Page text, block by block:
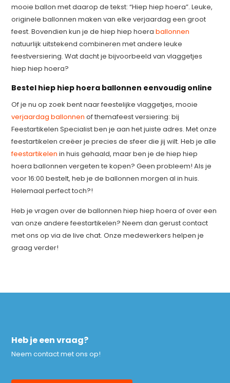
mooie ballon met daarop de tekst: “Hiep hiep hoera”. Leuke,
originele ballonnen maken van elke verjaardag een groot
feest. Bovendien kun je de hiep hiep hoeraballonnen
natuurlijk uitstekend combineren met andere leuke
feestversiering. Wat dacht je bijvoorbeeld van vlaggetjes
hiep hiep hoera?
Bestel hiep hiep hoera ballonnen eenvoudig online
Of je nu op zoek bent naar feestelijke vlaggetjes, mooie
verjaardag ballonnen of themafeest versiering: bij
Feestartikelen Specialist ben je aan het juiste adres. Met onze
feestartikelen creëer je precies de sfeer die jij wilt. Heb je alle
feestartikelen in huis gehaald, maar ben je de hiep hiep
hoera ballonnen vergeten te kopen? Geen probleem! Als je
voor 16:00 bestelt, heb je de ballonnen morgen al in huis.
Helemaal perfect toch?!
Heb je vragen over de ballonnen hiep hiep hoera of over een
van onze andere feestartikelen? Neem dan gerust contact
met ons op via de live chat. Onze medewerkers helpen je
graag verder!
Heb je een vraag?
Neem contact met ons op!